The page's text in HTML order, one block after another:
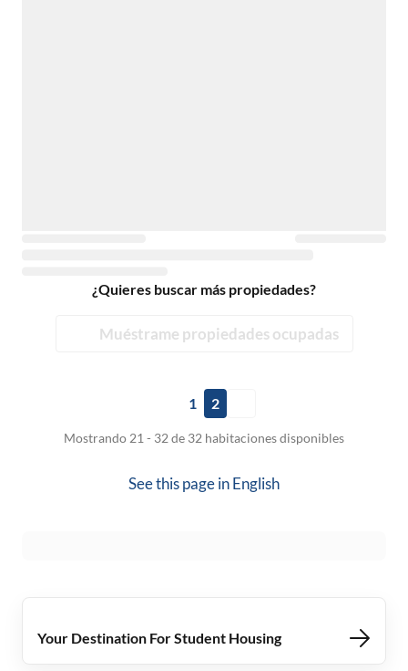
¿Quieres buscar más propiedades?
Muéstrame propiedades ocupadas
1 2
Mostrando 21 - 32 de 32 habitaciones disponibles
See this page inEnglish
Your Destination For Student Housing